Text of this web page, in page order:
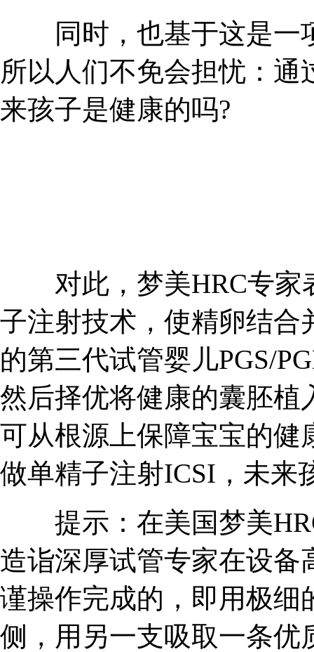
同时，也基于这是一
所以人们不免会担忧：
来孩子是健康的吗?
对此，梦美HRC专家
子注射技术，使精卵结合
的第三代试管婴儿PGS/
然后择优将健康的囊胚植
可从根源上保障宝宝的健
做单精子注射ICSI，未来
提示：在美国梦美
造诣深厚试管专家在设备
谨操作完成的，即用极细
侧，用另一支吸取一条优